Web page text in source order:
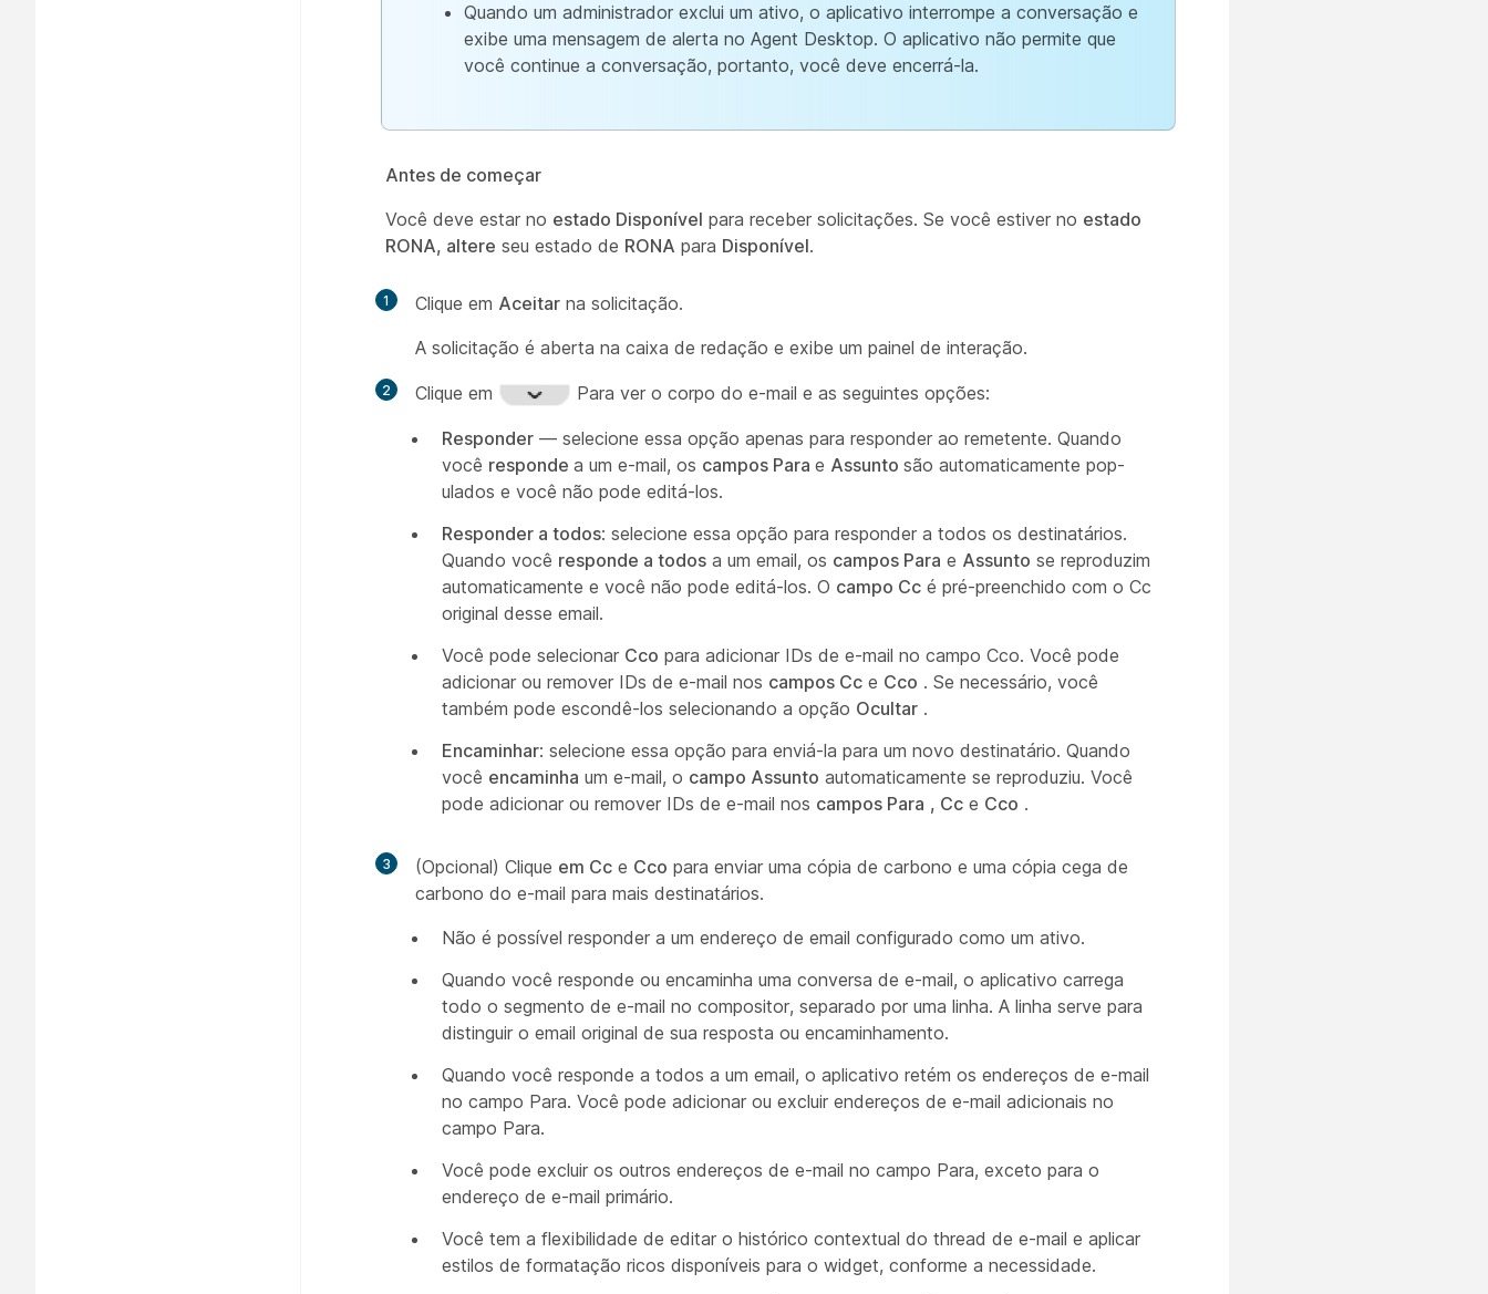
Quando um administrador exclui um ativo, o aplicativo interrompe a conversação e
exibe uma mensagem de alerta no Agent Desktop. O aplicativo não permite que
você continue a conversação, portanto, você deve encerrá-la.
Antes de começar
Você deve estar no estado Disponível para receber solicitações. Se você estiver no estado
RONA, altere seu estado de RONA para Disponível.
1 Clique em Aceitar na solicitação.
A solicitação é aberta na caixa de redação e exibe um painel de interação.
2 Clique em Para ver o corpo do e-mail e as seguintes opções:
Responder — selecione essa opção apenas para responder ao remetente. Quando
você responde a um e-mail, os campos Para e Assunto são automaticamente pop-
ulados e você não pode editá-los.
Responder a todos: selecione essa opção para responder a todos os destinatários.
Quando você responde a todos a um email, os campos Para e Assunto se reproduzim
automaticamente e você não pode editá-los. O campo Cc é pré-preenchido com o Cc
original desse email.
Você pode selecionar Cco para adicionar IDs de e-mail no campo Cco. Você pode
adicionar ou remover IDs de e-mail nos campos Cc e Cco . Se necessário, você
também pode escondê-los selecionando a opção Ocultar .
Encaminhar: selecione essa opção para enviá-la para um novo destinatário. Quando
você encaminha um e-mail, o campo Assunto automaticamente se reproduziu. Você
pode adicionar ou remover IDs de e-mail nos campos Para , Cc e Cco .
3 (Opcional) Clique em Cc e Cco para enviar uma cópia de carbono e uma cópia cega de
carbono do e-mail para mais destinatários.
Não é possível responder a um endereço de email configurado como um ativo.
Quando você responde ou encaminha uma conversa de e-mail, o aplicativo carrega
todo o segmento de e-mail no compositor, separado por uma linha. A linha serve para
distinguir o email original de sua resposta ou encaminhamento.
Quando você responde a todos a um email, o aplicativo retém os endereços de e-mail
no campo Para. Você pode adicionar ou excluir endereços de e-mail adicionais no
campo Para.
Você pode excluir os outros endereços de e-mail no campo Para, exceto para o
endereço de e-mail primário.
Você tem a flexibilidade de editar o histórico contextual do thread de e-mail e aplicar
estilos de formatação ricos disponíveis para o widget, conforme a necessidade.